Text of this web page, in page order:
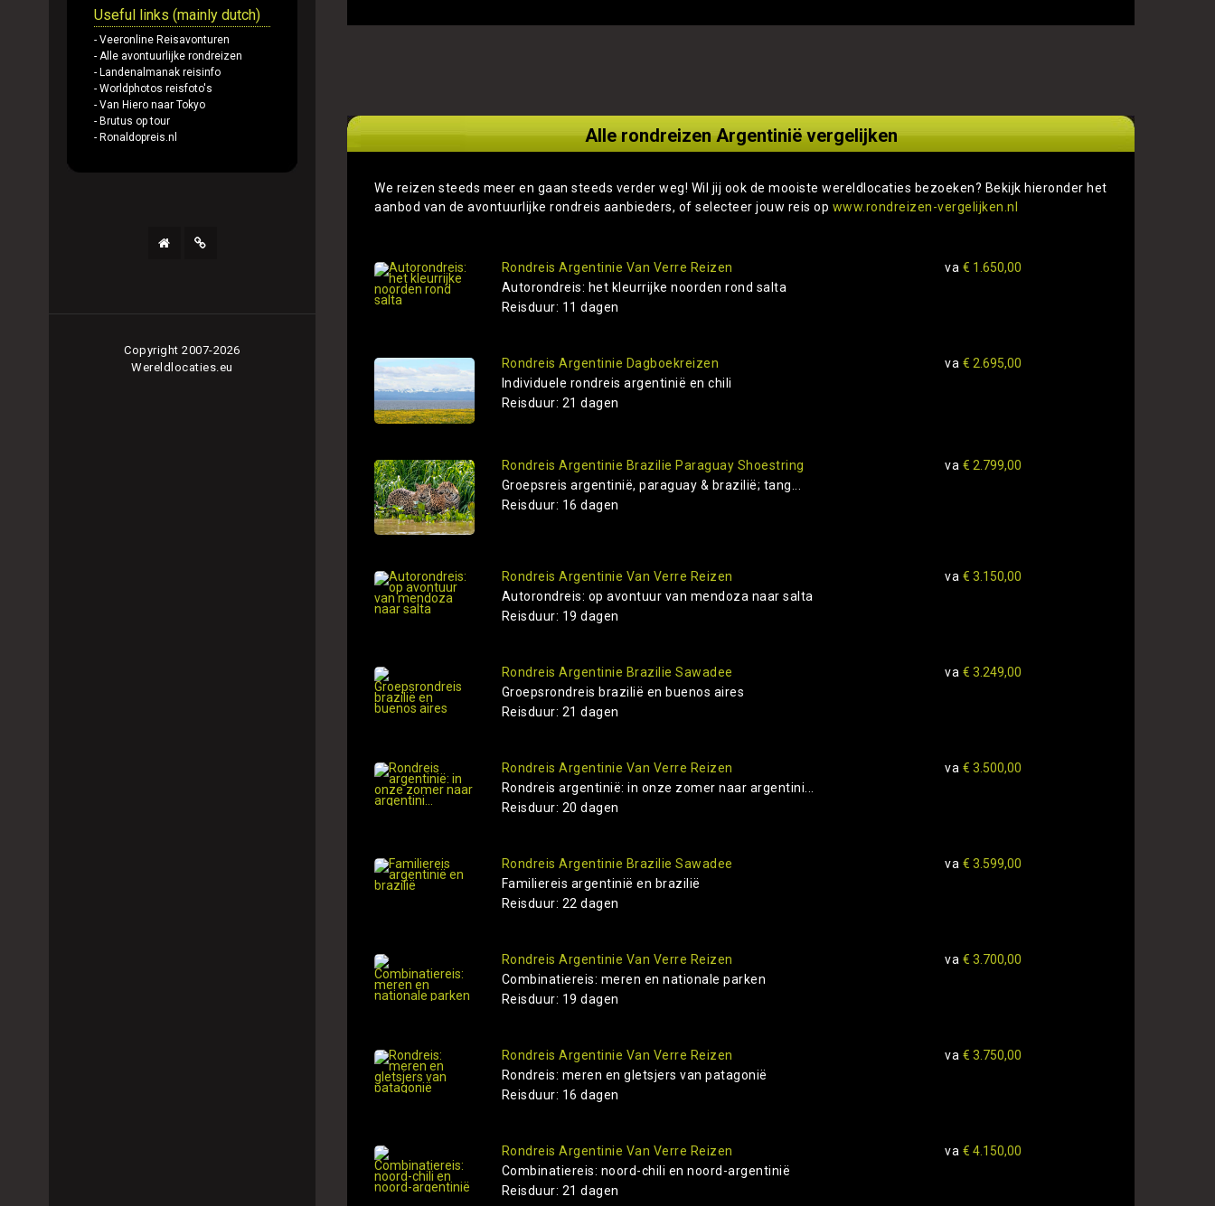
Useful links (mainly dutch)
- Veeronline Reisavonturen
- Alle avontuurlijke rondreizen
- Landenalmanak reisinfo
- Worldphotos reisfoto's
- Van Hiero naar Tokyo
- Brutus op tour
- Ronaldopreis.nl
Copyright 2007-2026
Wereldlocaties.eu
Alle rondreizen Argentinië vergelijken
We reizen steeds meer en gaan steeds verder weg! Wil jij ook de mooiste wereldlocaties bezoeken? Bekijk hieronder het
aanbod van de avontuurlijke rondreis aanbieders, of selecteer jouw reis op www.rondreizen-vergelijken.nl
Rondreis Argentinie Van Verre Reizen
Autorondreis: het kleurrijke noorden rond salta
Reisduur: 11 dagen
va € 1.650,00
Rondreis Argentinie Dagboekreizen
Individuele rondreis argentinië en chili
Reisduur: 21 dagen
va € 2.695,00
Rondreis Argentinie Brazilie Paraguay Shoestring
Groepsreis argentinië, paraguay & brazilië; tang...
Reisduur: 16 dagen
va € 2.799,00
Rondreis Argentinie Van Verre Reizen
Autorondreis: op avontuur van mendoza naar salta
Reisduur: 19 dagen
va € 3.150,00
Rondreis Argentinie Brazilie Sawadee
Groepsrondreis brazilië en buenos aires
Reisduur: 21 dagen
va € 3.249,00
Rondreis Argentinie Van Verre Reizen
Rondreis argentinië: in onze zomer naar argentini...
Reisduur: 20 dagen
va € 3.500,00
Rondreis Argentinie Brazilie Sawadee
Familiereis argentinië en brazilië
Reisduur: 22 dagen
va € 3.599,00
Rondreis Argentinie Van Verre Reizen
Combinatiereis: meren en nationale parken
Reisduur: 19 dagen
va € 3.700,00
Rondreis Argentinie Van Verre Reizen
Rondreis: meren en gletsjers van patagonië
Reisduur: 16 dagen
va € 3.750,00
Rondreis Argentinie Van Verre Reizen
Combinatiereis: noord-chili en noord-argentinië
Reisduur: 21 dagen
va € 4.150,00